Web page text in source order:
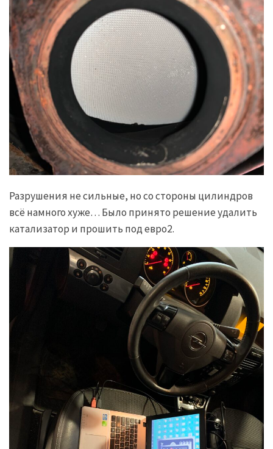
Разрушения не сильные, но со стороны цилиндров
всё намного хуже… Было принято решение удалить
катализатор и прошить под евро2.